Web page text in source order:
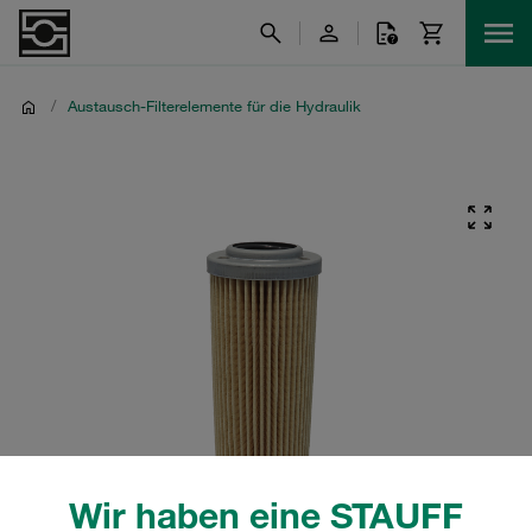
Wir haben eine STAUFF
/ Austausch-Filterelemente für die Hydraulik